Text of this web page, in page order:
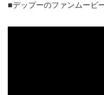
■デップーのファンムービ